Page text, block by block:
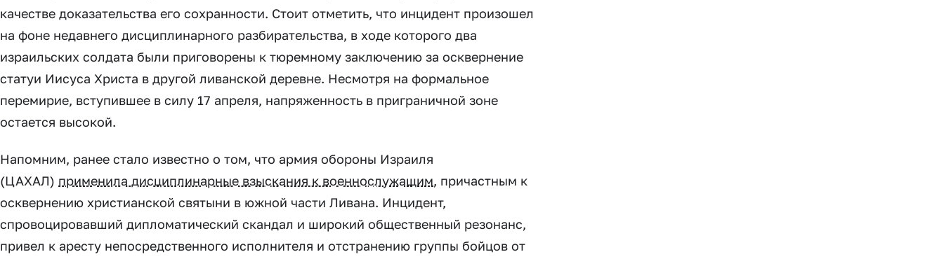
качестве доказательства его сохранности. Стоит отметить, что инцидент произошел
на фоне недавнего дисциплинарного разбирательства, в ходе которого два
израильских солдата были приговорены к тюремному заключению за осквернение
статуи Иисуса Христа в другой ливанской деревне. Несмотря на формальное
перемирие, вступившее в силу 17 апреля, напряженность в приграничной зоне
остается высокой.
Напомним, ранее стало известно о том, что армия обороны Израиля
(ЦАХАЛ) применила дисциплинарные взыскания к военнослужащим, причастным к
осквернению христианской святыни в южной части Ливана. Инцидент,
спровоцировавший дипломатический скандал и широкий общественный резонанс,
привел к аресту непосредственного исполнителя и отстранению группы бойцов от